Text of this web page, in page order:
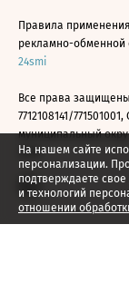
На нашем сайте
персонализации.
подтверждаете свое
и технологий
отношении
Правила
рекламно-обменной
24smi
Все права
7712108141/
муниципальный
2026